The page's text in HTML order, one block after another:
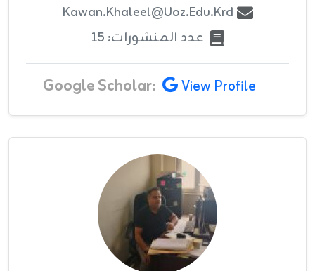
Kawan.khaleel@uoz.edu.krd
عدد المنشورات: 15
Google Scholar: View Profile